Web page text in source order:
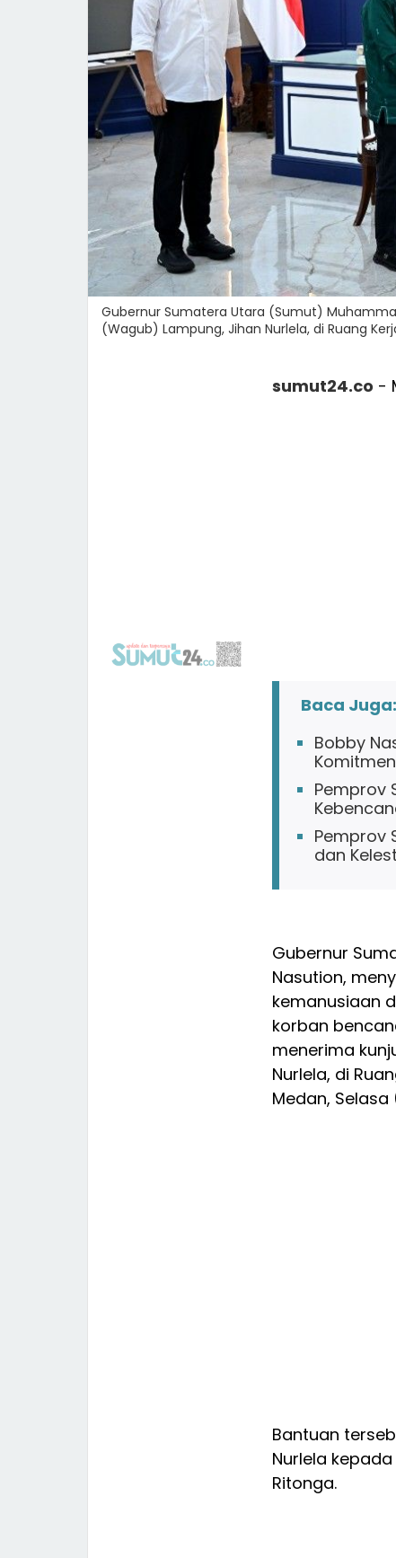
Gubernur Sumatera Utara (Sumut)
(Wagub) Lampung, Jihan Nurlela, di Ruang
sumut24.co -
Baca Juga:
Bobby
Pemprov
Pemprov
dan
Gubernur
Nasution,
kemanusiaan
korban
menerima
Nurlela, di
Medan,
Bantuan
Nurlela
Ritonga.